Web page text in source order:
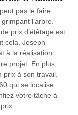
pas le faire
l’arbre.
prix d’étêtage est
cela, Joseph
à la réalisation
projet. En plus,
à son travail.
qui se localise
votre tâche à